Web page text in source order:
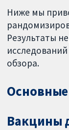
Ниже мы
Результаты
обзора.
Основные
Вакцины